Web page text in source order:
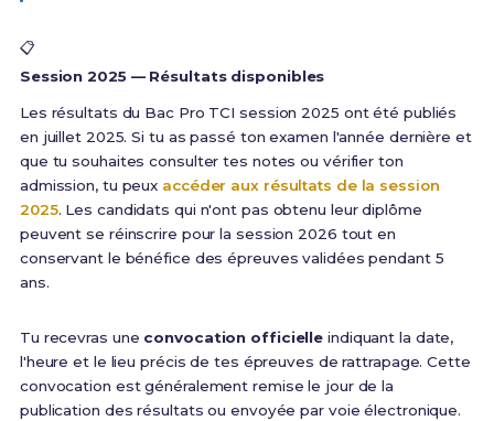
📋
Session 2025 — Résultats disponibles
Les résultats du Bac Pro TCI session 2025 ont été publiés
en juillet 2025. Si tu as passé ton examen l'année dernière et
que tu souhaites consulter tes notes ou vérifier ton
admission, tu peux accéder aux résultats de la session
2025. Les candidats qui n'ont pas obtenu leur diplôme
peuvent se réinscrire pour la session 2026 tout en
conservant le bénéfice des épreuves validées pendant 5
ans.
Tu recevras une convocation officielle indiquant la date,
l'heure et le lieu précis de tes épreuves de rattrapage. Cette
convocation est généralement remise le jour de la
publication des résultats ou envoyée par voie électronique.